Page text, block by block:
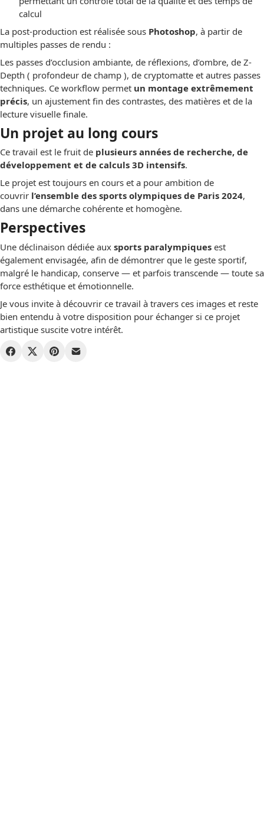
calcul
La post-production est réalisée sous Photoshop, à partir de
multiples passes de rendu :
Les passes d’occlusion ambiante, de réflexions, d’ombre, de Z-
Depth ( profondeur de champ ), de cryptomatte et autres passes
techniques. Ce workflow permet un montage extrêmement
précis, un ajustement fin des contrastes, des matières et de la
lecture visuelle finale.
Un projet au long cours
Ce travail est le fruit de plusieurs années de recherche, de
développement et de calculs 3D intensifs.
Le projet est toujours en cours et a pour ambition de
couvrir l’ensemble des sports olympiques de Paris 2024,
dans une démarche cohérente et homogène.
Perspectives
Une déclinaison dédiée aux sports paralympiques est
également envisagée, afin de démontrer que le geste sportif,
malgré le handicap, conserve — et parfois transcende — toute sa
force esthétique et émotionnelle.
Je vous invite à découvrir ce travail à travers ces images et reste
bien entendu à votre disposition pour échanger si ce projet
artistique suscite votre intérêt.